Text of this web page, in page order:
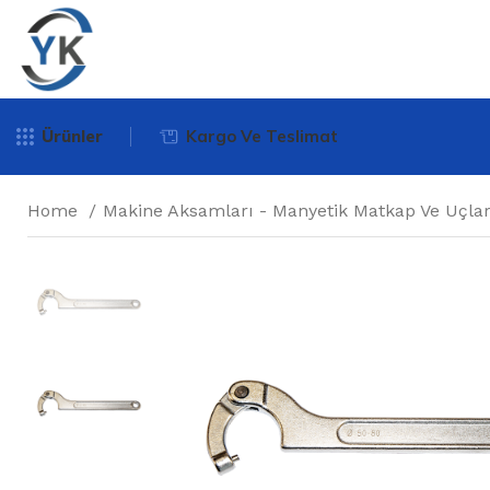
Ürünler Kargo Ve Teslimat
Home Makine Aksamları - Manyetik Matkap Ve